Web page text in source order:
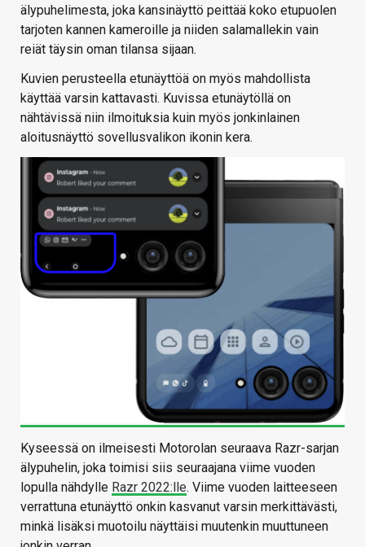
älypuhelimesta, joka kansinäyttö peittää koko etupuolen
tarjoten kannen kameroille ja niiden salamallekin vain
reiät täysin oman tilansa sijaan.
Kuvien perusteella etunäyttöä on myös mahdollista
käyttää varsin kattavasti. Kuvissa etunäytöllä on
nähtävissä niin ilmoituksia kuin myös jonkinlainen
aloitusnäyttö sovellusvalikon ikonin kera.
Kyseessä on ilmeisesti Motorolan seuraava Razr-sarjan
älypuhelin, joka toimisi siis seuraajana viime vuoden
lopulla nähdylle Razr 2022:lle. Viime vuoden laitteeseen
verrattuna etunäyttö onkin kasvanut varsin merkittävästi,
minkä lisäksi muotoilu näyttäisi muutenkin muuttuneen